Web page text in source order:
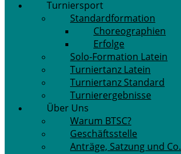
Turniersport
Standardformation
Choreographien
Erfolge
Solo-Formation Latein
Turniertanz Latein
Turniertanz Standard
Turnierergebnisse
Über Uns
Warum BTSC?
Geschäftsstelle
Anträge, Satzung und Co.